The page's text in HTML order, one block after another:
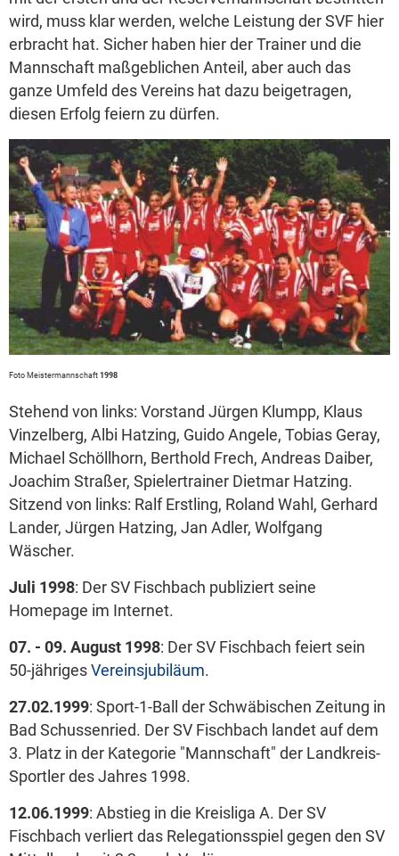
wird, muss klar werden, welche Leistung der SVF hier
erbracht hat. Sicher haben hier der Trainer und die
Mannschaft maßgeblichen Anteil, aber auch das
ganze Umfeld des Vereins hat dazu beigetragen,
diesen Erfolg feiern zu dürfen.
Foto Meistermannschaft 1998
Stehend von links: Vorstand Jürgen Klumpp, Klaus
Vinzelberg, Albi Hatzing, Guido Angele, Tobias Geray,
Michael Schöllhorn, Berthold Frech, Andreas Daiber,
Joachim Straßer, Spielertrainer Dietmar Hatzing.
Sitzend von links: Ralf Erstling, Roland Wahl, Gerhard
Lander, Jürgen Hatzing, Jan Adler, Wolfgang
Wäscher.
Juli 1998: Der SV Fischbach publiziert seine
Homepage im Internet.
07. - 09. August 1998: Der SV Fischbach feiert sein
50-jähriges Vereinsjubiläum.
27.02.1999: Sport-1-Ball der Schwäbischen Zeitung in
Bad Schussenried. Der SV Fischbach landet auf dem
3. Platz in der Kategorie "Mannschaft" der Landkreis-
Sportler des Jahres 1998.
12.06.1999: Abstieg in die Kreisliga A. Der SV
Fischbach verliert das Relegationsspiel gegen den SV